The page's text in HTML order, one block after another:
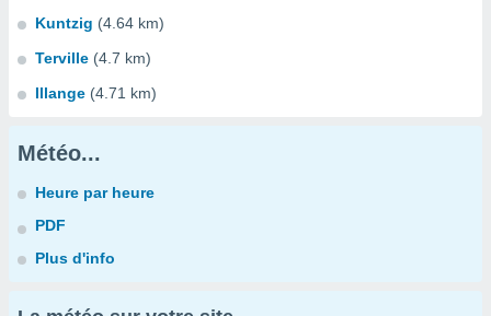
Kuntzig (4.64 km)
Terville (4.7 km)
Illange (4.71 km)
Météo...
Heure par heure
PDF
Plus d'info